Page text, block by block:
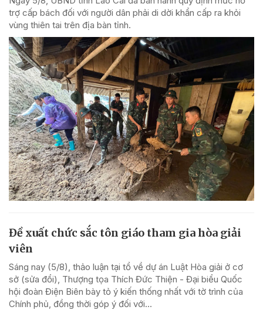
trợ cấp bách đối với người dân phải di dời khẩn cấp ra khỏi
vùng thiên tai trên địa bàn tỉnh.
Đề xuất chức sắc tôn giáo tham gia hòa giải
viên
Sáng nay (5/8), thảo luận tại tổ về dự án Luật Hòa giải ở cơ
sở (sửa đổi), Thượng tọa Thích Đức Thiện - Đại biểu Quốc
hội đoàn Điện Biên bày tỏ ý kiến thống nhất với tờ trình của
Chính phủ, đồng thời góp ý đối với...